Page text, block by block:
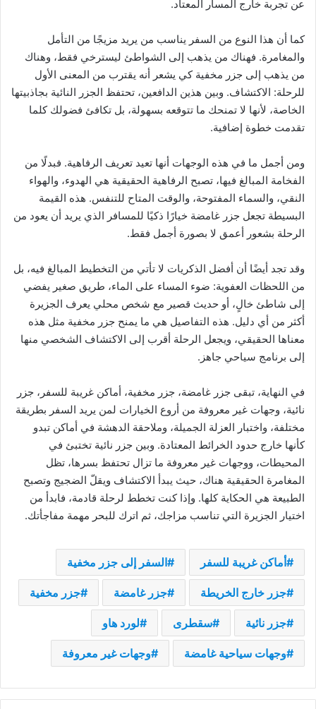
عن تجربة خارج المسار المعتاد.
كما أن هذا النوع من السفر يناسب من يريد مزيجًا من التأمل
والمغامرة. فهناك من يذهب إلى الشواطئ ليسترخي فقط، وهناك
من يذهب إلى جزر مخفية كي يشعر أنه يقترب من المعنى الأول
للرحلة: الاكتشاف. وبين هذين الدافعين، تحتفظ الجزر النائية بجاذبيتها
الخاصة، لأنها لا تمنحك ما تتوقعه بسهولة، بل تكافئ فضولك كلما
تقدمت خطوة إضافية.
ومن أجمل ما في هذه الوجهات أنها تعيد تعريف الرفاهية. فبدلًا من
الفخامة المبالغ فيها، تصبح الرفاهية الحقيقية هي الهدوء، والهواء
النقي، والسماء المفتوحة، والوقت المتاح للتنفس. هذه القيمة
البسيطة تجعل جزر غامضة خيارًا ذكيًا للمسافر الذي يريد أن يعود من
الرحلة بشعور أعمق لا بصورة أجمل فقط.
وقد تجد أيضًا أن أفضل الذكريات لا تأتي من التخطيط المبالغ فيه، بل
من اللحظات العفوية: ضوء المساء على الماء، طريق صغير يفضي
إلى شاطئ خالٍ، أو حديث قصير مع شخص محلي يعرف الجزيرة
أكثر من أي دليل. هذه التفاصيل هي ما يمنح جزر مخفية مثل هذه
معناها الحقيقي، ويجعل الرحلة أقرب إلى الاكتشاف الشخصي منها
إلى برنامج سياحي جاهز.
في النهاية، تبقى جزر غامضة، جزر مخفية، أماكن غريبة للسفر، جزر
نائية، وجهات غير معروفة من أروع الخيارات لمن يريد السفر بطريقة
مختلفة، واختبار العزلة الجميلة، وملاحقة الدهشة في أماكن تبدو
كأنها خارج حدود الخرائط المعتادة. وبين جزر نائية تختبئ في
المحيطات، ووجهات غير معروفة ما تزال تحتفظ بسرها، تظل
المغامرة الحقيقية هناك، حيث يبدأ الاكتشاف ويقلّ الضجيج وتصبح
الطبيعة هي الحكاية كلها. وإذا كنت تخطط لرحلة قادمة، فابدأ من
اختيار الجزيرة التي تناسب مزاجك، ثم اترك للبحر مهمة مفاجأتك.
أماكن غريبة للسفر السفر إلى جزر مخفية
جزر خارج الخريطة جزر غامضة جزر مخفية
جزر نائية سقطرى لورد هاو
وجهات سياحية غامضة وجهات غير معروفة